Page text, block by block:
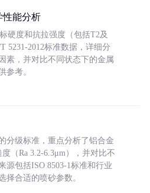
性能分析
硬度和抗拉强度（包括T2及
5231-2012标准数据，详细分
素，并对比不同状态下的金属
参考。
分级标准，重点分析了铝合金
（Ra 3.2-6.3μm），并对比不
源包括ISO 8503-1标准和行业
择合适的喷砂参数。